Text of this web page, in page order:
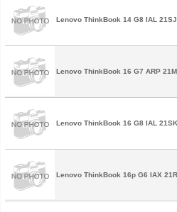
Lenovo ThinkBook 14 G8 IAL
Lenovo ThinkBook 16 G7 ARP
Lenovo ThinkBook 16 G8 IAL
Lenovo ThinkBook 16p G6 IAX